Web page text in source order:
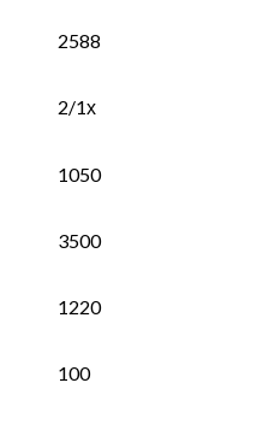
2588
2/1х
1050
3500
1220
100